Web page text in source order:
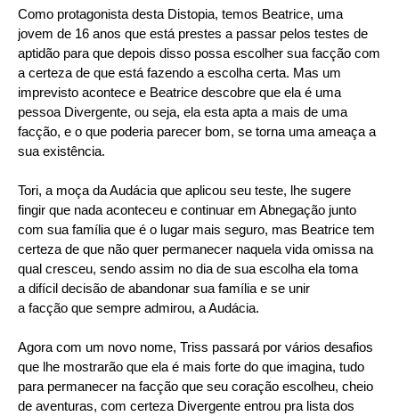
Como protagonista desta Distopia, temos Beatrice, uma
jovem de 16 anos que está prestes a passar pelos testes de
aptidão para que depois disso possa escolher sua facção com
a certeza de que está fazendo a escolha certa. Mas um
imprevisto acontece e Beatrice descobre que ela é uma
pessoa Divergente, ou seja, ela esta apta a mais de uma
facção, e o que poderia parecer bom, se torna uma ameaça a
sua existência.
Tori, a moça da Audácia que aplicou seu teste, lhe sugere
fingir que nada aconteceu e continuar em Abnegação junto
com sua família que é o lugar mais seguro, mas Beatrice tem
certeza de que não quer permanecer naquela vida omissa na
qual cresceu, sendo assim no dia de sua escolha ela toma
a difícil decisão de abandonar sua família e se unir
a facção que sempre admirou, a Audácia.
Agora com um novo nome, Triss passará por vários desafios
que lhe mostrarão que ela é mais forte do que imagina, tudo
para permanecer na facção que seu coração escolheu, cheio
de aventuras, com certeza Divergente entrou pra lista dos